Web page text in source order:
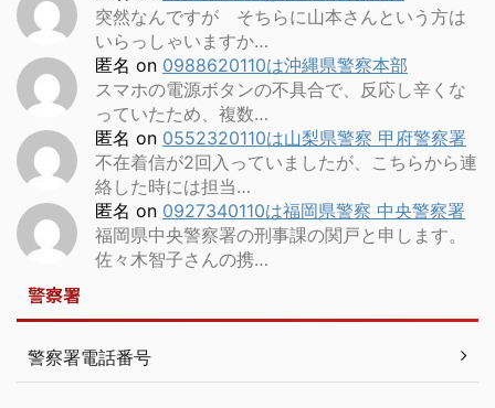
突然なんですが そちらに山本さんという方は
いらっしゃいますか…
匿名 on 0988620110は沖縄県警察本部
スマホの電源ボタンの不具合で、反応し辛くな
っていたため、複数…
匿名 on 0552320110は山梨県警察 甲府警察署
不在着信が2回入っていましたが、こちらから連
絡した時には担当…
匿名 on 0927340110は福岡県警察 中央警察署
福岡県中央警察署の刑事課の関戸と申します。
佐々木智子さんの携…
警察署
警察署電話番号